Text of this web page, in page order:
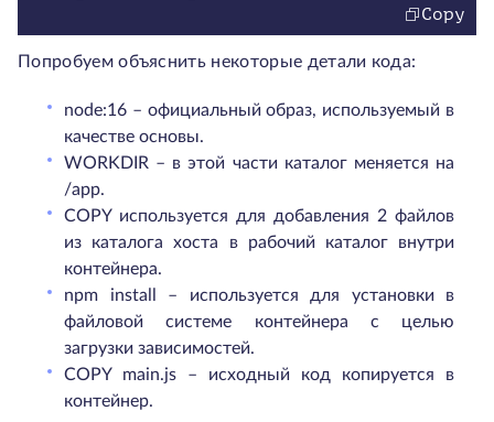
Copy
Попробуем объяснить некоторые детали кода:
node:16 – официальный образ, используемый в
качестве основы.
WORKDIR – в этой части каталог меняется на
/app.
COPY используется для добавления 2 файлов
из каталога хоста в рабочий каталог внутри
контейнера.
npm install – используется для установки в
файловой системе контейнера с целью
загрузки зависимостей.
COPY main.js – исходный код копируется в
контейнер.